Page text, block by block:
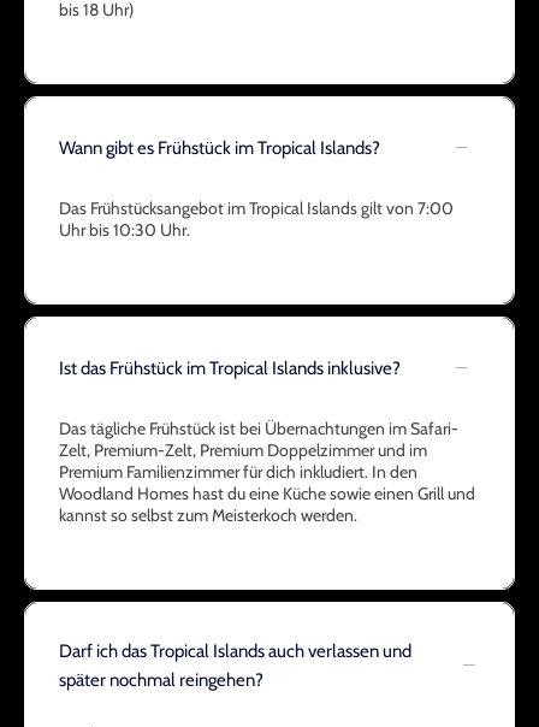
bis 18 Uhr)
Wann gibt es Frühstück im Tropical Islands?
Das Frühstücksangebot im Tropical Islands gilt von 7:00
Uhr bis 10:30 Uhr.
Ist das Frühstück im Tropical Islands inklusive?
Das tägliche Frühstück ist bei Übernachtungen im Safari-
Zelt, Premium-Zelt, Premium Doppelzimmer und im
Premium Familienzimmer für dich inkludiert. In den
Woodland Homes hast du eine Küche sowie einen Grill und
kannst so selbst zum Meisterkoch werden.
Darf ich das Tropical Islands auch verlassen und
später nochmal reingehen?